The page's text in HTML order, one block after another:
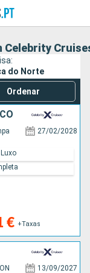
Celebrity
do Norte
Ordenar
27/02/2028
€ +Taxas
13/09/2027